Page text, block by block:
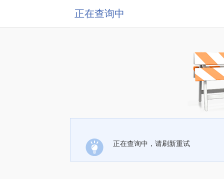
正在查询中
正在查询中，请刷新重试